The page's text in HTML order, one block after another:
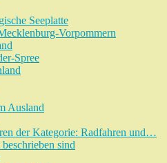
Seeplatte
Vorpommern
Spree
Ausland
der Kategorie: Radfahren und…
sind